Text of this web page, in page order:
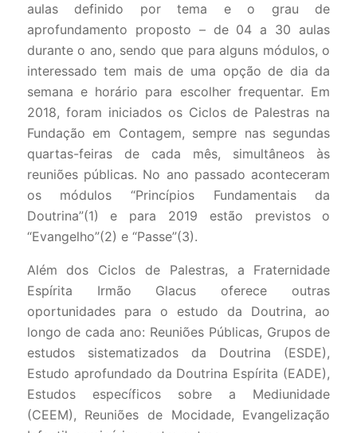
aulas definido por tema e o grau de
aprofundamento proposto – de 04 a 30 aulas
durante o ano, sendo que para alguns módulos, o
interessado tem mais de uma opção de dia da
semana e horário para escolher frequentar. Em
2018, foram iniciados os Ciclos de Palestras na
Fundação em Contagem, sempre nas segundas
quartas-feiras de cada mês, simultâneos às
reuniões públicas. No ano passado aconteceram
os módulos “Princípios Fundamentais da
Doutrina”(1) e para 2019 estão previstos o
“Evangelho”(2) e “Passe”(3).
Além dos Ciclos de Palestras, a Fraternidade
Espírita Irmão Glacus oferece outras
oportunidades para o estudo da Doutrina, ao
longo de cada ano: Reuniões Públicas, Grupos de
estudos sistematizados da Doutrina (ESDE),
Estudo aprofundado da Doutrina Espírita (EADE),
Estudos específicos sobre a Mediunidade
(CEEM), Reuniões de Mocidade, Evangelização